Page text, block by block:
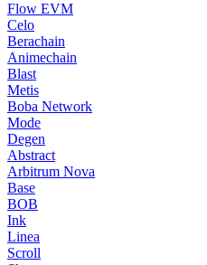
Flow EVM
Celo
Berachain
Animechain
Blast
Metis
Boba Network
Mode
Degen
Abstract
Arbitrum Nova
Base
BOB
Ink
Linea
Scroll